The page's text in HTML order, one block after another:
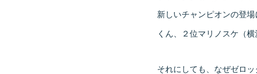
新しいチャンピオンの登
くん、２位マリノスケ（
それにしても、なぜゼロ